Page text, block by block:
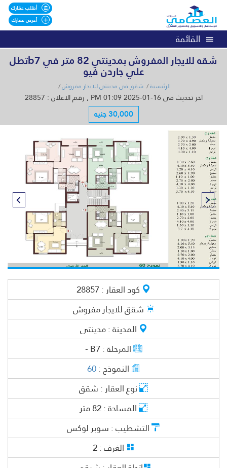
أطلب عقارك
أعرض عقارك
القائمة
شقه للايجار المفروش بمدينتي 82 متر في b7تطل
علي جاردن فيو
الرئيسية شقق فى مدينتى للايجار مفروش
اخر تحديث فى 16-01-2025 01:09 PM , رقم الاعلان : 28857
30,000 جنيه
كود العقار :28857
شققللايجار مفروش
المدينة :مدينتى
المرحلة :B7 -
النموذج :60
نوع العقار :شقق
المساحة :82متر
التشطيب :سوبر لوكس
الغرف :2